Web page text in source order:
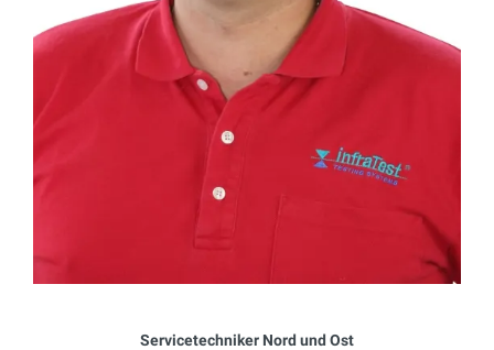
Servicetechniker Nord und Ost